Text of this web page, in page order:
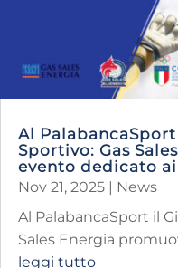
Al
Sportivo: Gas
evento dedicato
Nov 21, 2025
News
Al PalabancaSport il
Sales Energia
leggi tutto